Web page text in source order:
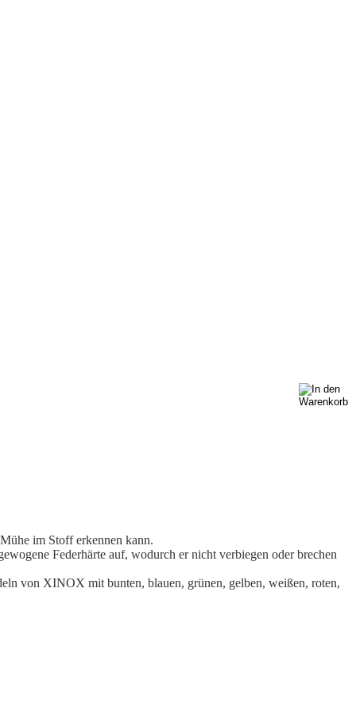
im Stoff erkennen kann.
Federhärte auf, wodurch er nicht verbiegen oder brechen
von XINOX mit bunten, blauen, grünen, gelben, weißen, roten,